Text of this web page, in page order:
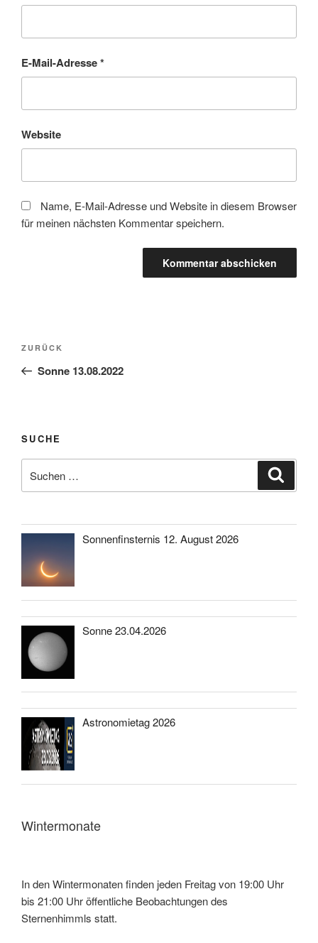
E-Mail-Adresse*
Website
Name, E-Mail-Adresse und Website in diesem Browser
für meinen nächsten Kommentar speichern.
Beitragsnavigation
Vorheriger
Beitrag
ZURÜCK
Sonne 13.08.2022
SUCHE
nach:
Sonnenfinsternis 12. August 2026
Sonne 23.04.2026
Astronomietag 2026
Wintermonate
In den Wintermonaten finden jeden Freitag von 19:00 Uhr
bis 21:00 Uhr öffentliche Beobachtungen des
Sternenhimmls statt.